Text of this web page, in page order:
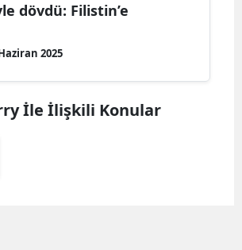
dövdü: Filistin’e
2025
İle İlişkili Konular